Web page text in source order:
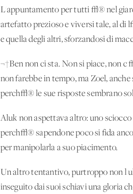
L'appuntamento per tutti √® nel
artefatto prezioso e viversi tale, al di
e quella degli altri, sforzandosi di
¬†Ben non ci sta. Non si piace, non
non farebbe in tempo, ma Zoel,
perch√® le sue risposte sembrano
Aluk non aspettava altro: uno
perch√® sapendone poco si fida
per manipolarla a suo piacimento.
Un altro tentantivo, purtroppo non
inseguito dai suoi schiavi una gloria